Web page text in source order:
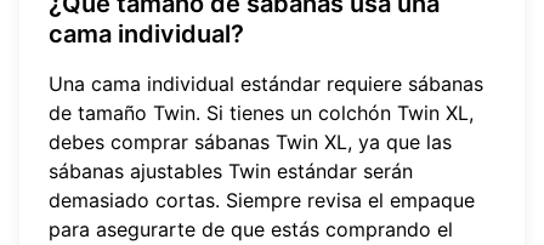
cama individual?
Una cama individual estándar requiere sábanas
de tamaño Twin. Si tienes un colchón Twin XL,
debes comprar sábanas Twin XL, ya que las
sábanas ajustables Twin estándar serán
demasiado cortas. Siempre revisa el empaque
para asegurarte de que estás comprando el